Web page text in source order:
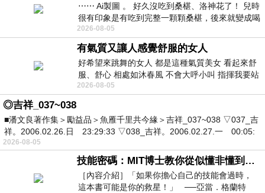
⋯⋯ Ai製圖 。 好久沒吃到桑椹、洛神花了！ 兒時
很有印象是有吃到完整一顆顆桑椹，後來就變成喝
桑椹汁。 現在是連喝都沒喝
2026-08-05
有氣質又讓人感覺舒服的女人
好希望來跳舞的女人 都是這種氣質美女 看起來舒
服、舒心 相處如沐春風 不會大呼小叫 指揮我要站
哪個位子 妳老幾？？
2026-08-05
◎吉祥_037~038
■潘文良著作集＞勵益品＞魚雁千里共今緣＞吉祥_037~038 ▽037_吉
祥。2006.02.26.日 23:29:33 ▽038_吉祥。2006.02.27.一 00:05:
2026-08-05
技能密碼：MIT博士教你從似懂非懂到穩定輸出，把專業變事業的職能升級攻略 /麥特．比恩(容錯)
［內容介紹］「如果你擔心自己的技能會過時，
這本書可能是你的救星！」 ──亞當．格蘭特